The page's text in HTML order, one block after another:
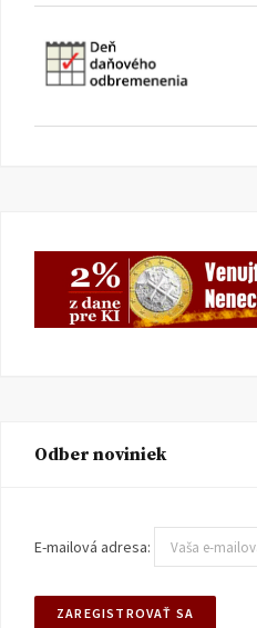
Odber noviniek
E-mailová adresa: